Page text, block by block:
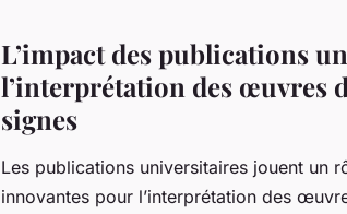
L’impact des publications
l’interprétation des œuvres
signes
Les publications universitaires jouent un
innovantes pour l’interprétation des